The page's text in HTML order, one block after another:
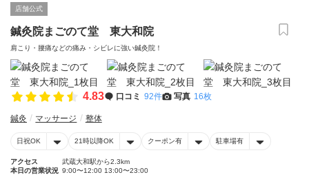
店舗公式
鍼灸院まごのて堂 東大和院
肩こり・腰痛などの痛み・シビレに強い鍼灸院！
4.83 口コミ 92件 写真 16枚
鍼灸 マッサージ 整体
日祝OK 21時以降OK クーポン有 駐車場有
アクセス
武蔵大和駅から2.3km
本日の営業状況 9:00〜12:00 13:00〜23:00